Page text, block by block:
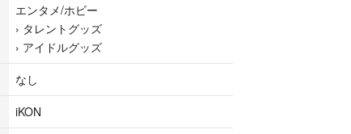
エンタメ/ホビー
› タレントグッズ
› アイドルグッズ
なし
iKON